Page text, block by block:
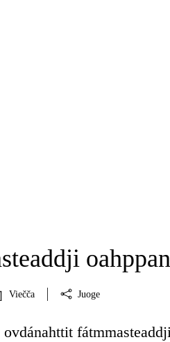
Viečča Juoge